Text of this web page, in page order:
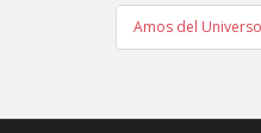
Amos del